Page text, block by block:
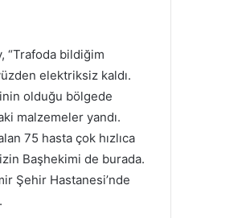
“Trafoda bildiğim
elektriksiz kaldı.
olduğu bölgede
malzemeler yandı.
75 hasta çok hızlıca
Başhekimi de burada.
Şehir Hastanesi’nde